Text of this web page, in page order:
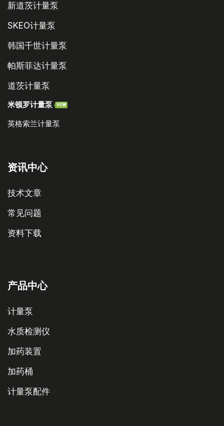
新道茨计量泵
SKEO计量泵
韩国千世计量泵
帕斯菲达计量泵
道茨计量泵
米顿罗计量泵 NEW
英格索兰计量泵
资讯中心
技术文章
常见问题
资料下载
产品中心
计量泵
水质检测仪
加药装置
加药桶
计量泵配件